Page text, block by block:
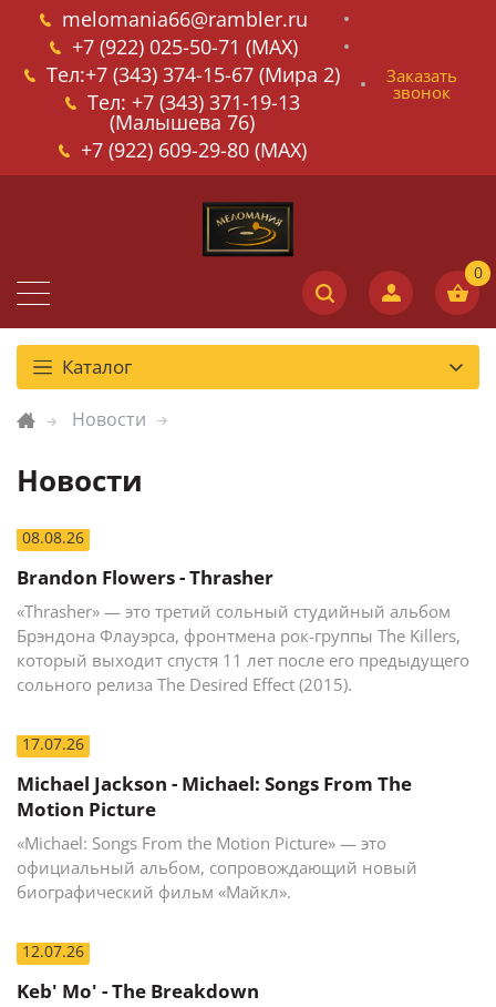
melomania66@rambler.ru
+7 (922) 025-50-71 (MAX)
Тел:+7 (343) 374-15-67 (Мира 2)
Тел: +7 (343) 371-19-13
(Малышева 76)
+7 (922) 609-29-80 (MAX)
Заказать
звонок
Каталог
Новости
Новости
08.08.26
Brandon Flowers - Thrasher
«Thrasher» — это третий сольный студийный альбом
Брэндона Флауэрса, фронтмена рок-группы The Killers,
который выходит спустя 11 лет после его предыдущего
сольного релиза The Desired Effect (2015).
17.07.26
Michael Jackson - Michael: Songs From The
Motion Picture
«Michael: Songs From the Motion Picture» — это
официальный альбом, сопровождающий новый
биографический фильм «Майкл».
12.07.26
Keb' Mo' - The Breakdown